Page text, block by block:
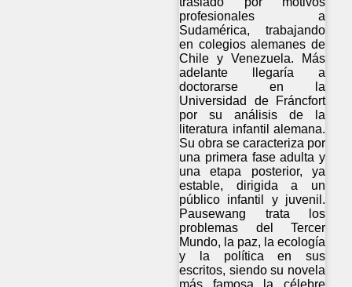
profesionales a
Sudamérica, trabajando
en colegios alemanes de
Chile y Venezuela. Más
adelante llegaría a
doctorarse en la
Universidad de Fráncfort
por su análisis de la
literatura infantil alemana.
Su obra se caracteriza por
una primera fase adulta y
una etapa posterior, ya
estable, dirigida a un
público infantil y juvenil.
Pausewang trata los
problemas del Tercer
Mundo, la paz, la ecología
y la política en sus
escritos, siendo su novela
más famosa la célebre